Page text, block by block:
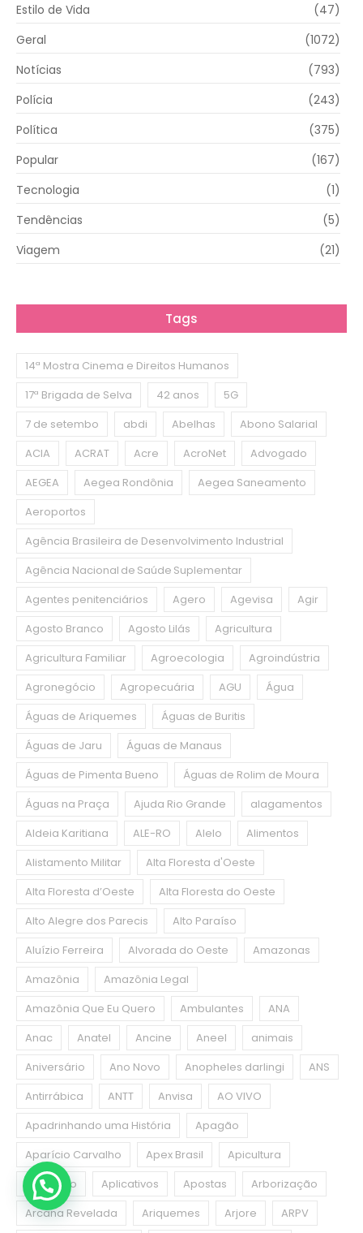
Estilo de Vida
(47)
Geral
(1072)
Notícias
(793)
Polícia
(243)
Política
(375)
Popular
(167)
Tecnologia
(1)
Tendências
(5)
Viagem
(21)
Tags
14ª Mostra Cinema e Direitos Humanos
17ª Brigada de Selva
42 anos
5G
7 de setembo
abdi Abelhas
Abono Salarial
ACIA
ACRAT Acre AcroNet
Advogado
AEGEA
Aegea Rondônia
Aegea Saneamento
Aeroportos
Agência Brasileira de Desenvolvimento Industrial
Agência Nacional de Saúde Suplementar
Agentes penitenciários
Agero Agevisa
Agir
Agosto Branco
Agosto Lilás
Agricultura
Agricultura Familiar
Agroecologia
Agroindústria
Agronegócio
Agropecuária AGU
Água
Águas de Ariquemes
Águas de Buritis
Águas de Jaru
Águas de Manaus
Águas de Pimenta Bueno
Águas de Rolim de Moura
Águas na Praça
Ajuda Rio Grande
alagamentos
Aldeia Karitiana
ALE-RO Alelo
Alimentos
Alistamento Militar
Alta Floresta d'Oeste
Alta Floresta d’Oeste
Alta Floresta do Oeste
Alto Alegre dos Parecis
Alto Paraíso
Aluízio Ferreira
Alvorada do Oeste
Amazonas
Amazônia
Amazônia Legal
Amazônia Que Eu Quero
Ambulantes
ANA
Anac
Anatel Ancine Aneel
animais
Aniversário
Ano Novo Anopheles darlingi
ANS
Antirrábica
ANTT Anvisa
AO VIVO
Apadrinhando uma História
Apagão
Aparício Carvalho
Apex Brasil
Apicultura
Aplicativo
Aplicativos Apostas
Arborização
Arcana Revelada
Ariquemes Arjore ARPV